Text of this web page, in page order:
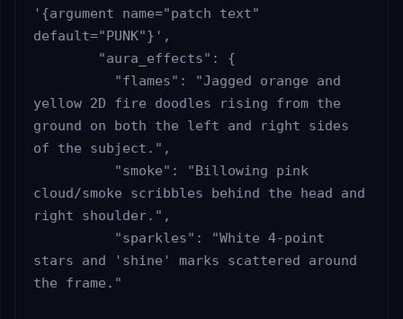
'{argument name="patch text"
default="PUNK"}',
"aura_effects": {
"flames": "Jagged orange and
yellow 2D fire doodles rising from the
ground on both the left and right sides
of the subject.",
"smoke": "Billowing pink
cloud/smoke scribbles behind the head and
right shoulder.",
"sparkles": "White 4-point
stars and 'shine' marks scattered around
the frame."